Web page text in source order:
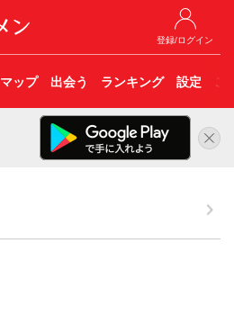
登録/ログイン
マップ 出会う ランキング 設定 こ